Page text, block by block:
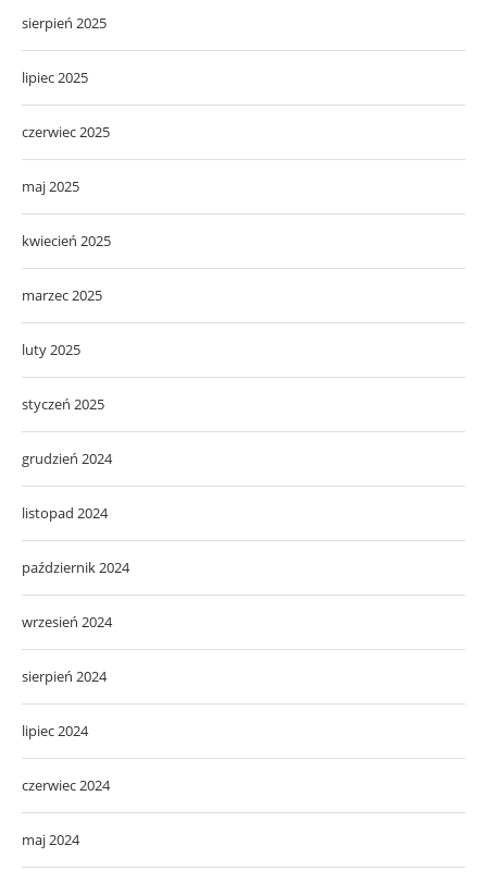
sierpień 2025
lipiec 2025
czerwiec 2025
maj 2025
kwiecień 2025
marzec 2025
luty 2025
styczeń 2025
grudzień 2024
listopad 2024
październik 2024
wrzesień 2024
sierpień 2024
lipiec 2024
czerwiec 2024
maj 2024